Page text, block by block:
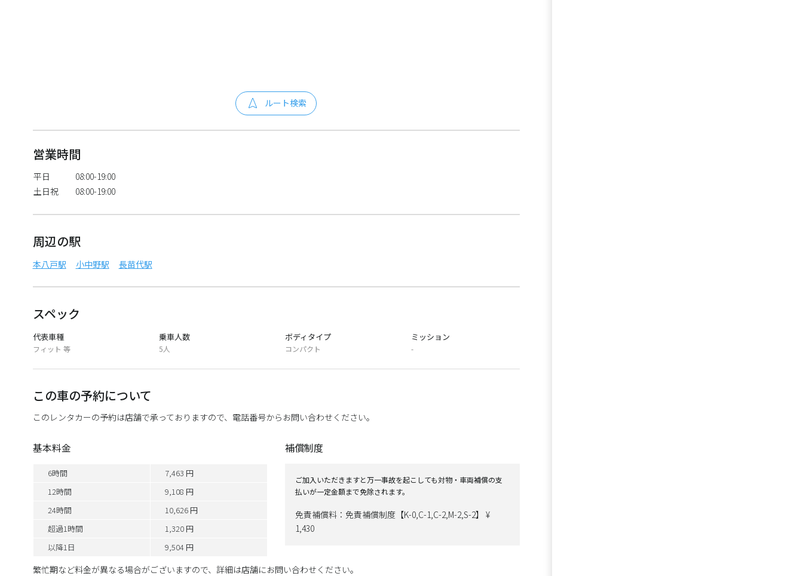
ルート検索
営業時間
平日
08:00-19:00
土日祝
08:00-19:00
周辺の駅
本八戸駅 小中野駅 長苗代駅
スペック
代表車種
フィット 等
乗車人数
5人
ボディタイプ
コンパクト
ミッション
-
この車の予約について
このレンタカーの予約は店舗で承っておりますので、電話番号からお問い合わせください。
基本料金
6時間
7,463 円
12時間
9,108 円
24時間
10,626 円
超過1時間
1,320 円
以降1日
9,504 円
補償制度
ご加入いただきますと万一事故を起こしても対物・車両補償の支
払いが一定金額まで免除されます。
免責補償料：免責補償制度【K-0,C-1,C-2,M-2,S-2】 ¥
1,430
繁忙期など料金が異なる場合がございますので、詳細は店舗にお問い合わせください。